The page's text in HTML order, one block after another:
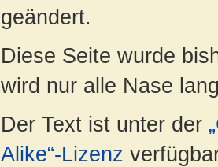
geändert.
Diese Seite wurde
wird nur alle Nase
Der Text ist unter der
Alike“-Lizenz